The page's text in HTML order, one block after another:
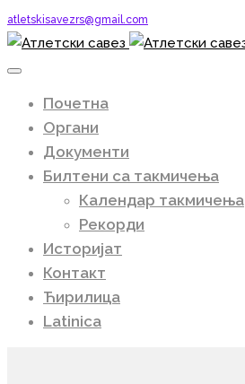
atletskisavezrs@gmail.com
Почетна
Органи
Документи
Билтени са такмичења
Календар такмичења
Рекорди
Историјат
Контакт
Ћирилица
Latinica